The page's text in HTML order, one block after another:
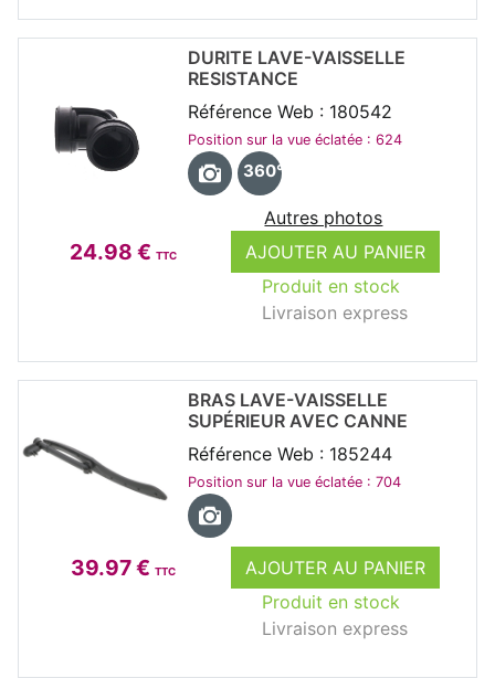
24.98 € TTC
AJOUTER AU PANIER
Produit en stock
Livraison express
DURITE LAVE-VAISSELLE
RESISTANCE
Référence Web : 180542
Position sur la vue éclatée : 624
360°
Autres photos
39.97 € TTC
AJOUTER AU PANIER
Produit en stock
Livraison express
BRAS LAVE-VAISSELLE
SUPÉRIEUR AVEC CANNE
Référence Web : 185244
Position sur la vue éclatée : 704